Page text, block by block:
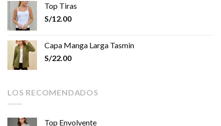
Top Tiras
S/12.00
Capa Manga Larga Tasmin
S/22.00
LOS RECOMENDADOS
Top Envolvente